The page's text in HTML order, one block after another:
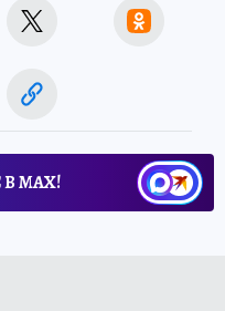
МАХ!